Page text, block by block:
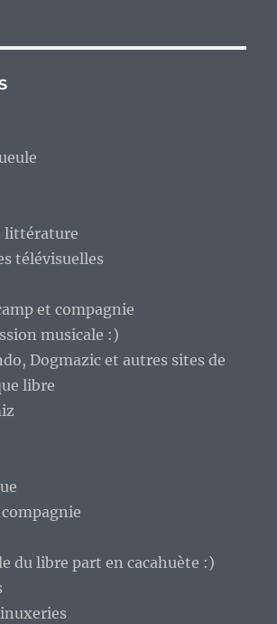
littérature
télévisuelles
et compagnie
musicale :)
Dogmazic et autres sites de
libre
du libre part en cacahuète :)